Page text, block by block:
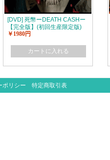
[DVD] 死幣ーDEATH CASHー
【完全版】(初回生産限定版)
￥1980円
カートに入れる
ポリシー 特定商取引表